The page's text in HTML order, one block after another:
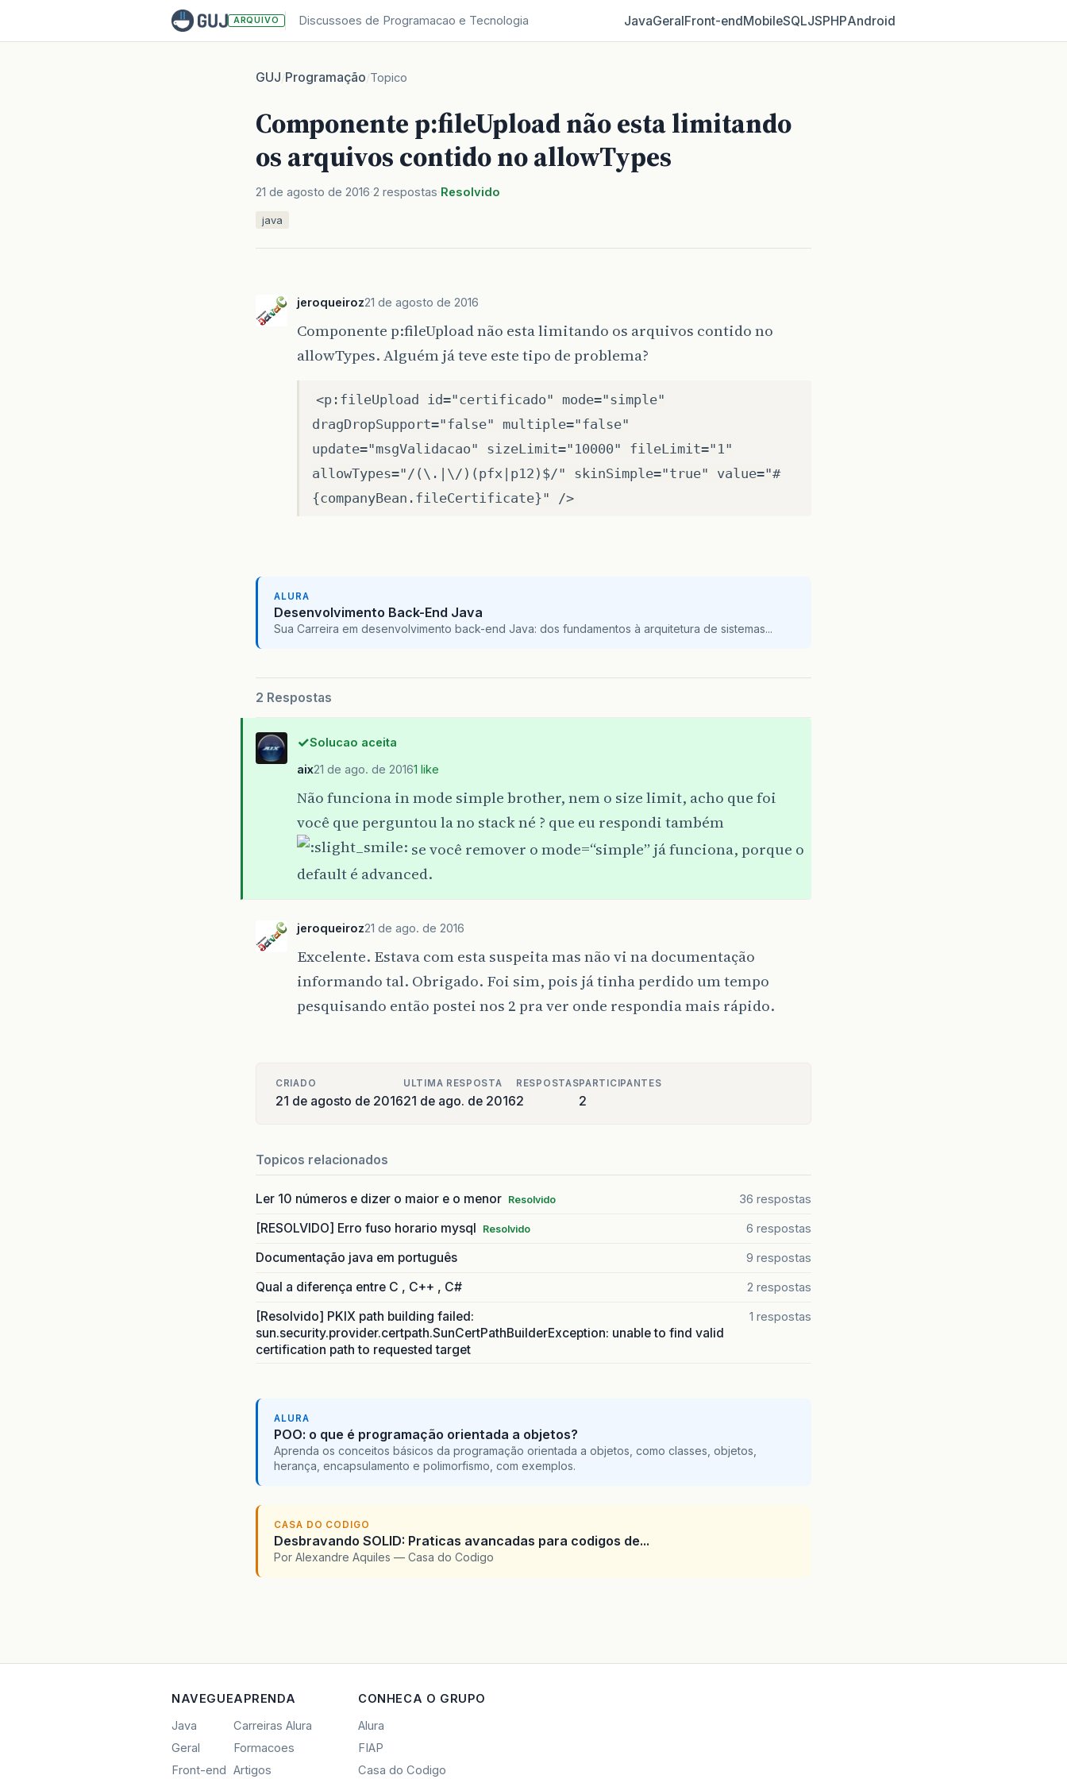
ARQUIVO Discussoes de Programacao e Tecnologia JavaGeralFront‑endMobileSQLJSPHPAndroid
GUJ/Programação/Topico
Componente p:fileUpload não esta limitando
os arquivos contido no allowTypes
21 de agosto de 2016 2 respostas Resolvido
java
jeroqueiroz21 de agosto de 2016
Componente p:fileUpload não esta limitando os arquivos contido no
allowTypes. Alguém já teve este tipo de problema?
<p:fileUpload id="certificado" mode="simple"
dragDropSupport="false" multiple="false"
update="msgValidacao" sizeLimit="10000" fileLimit="1"
allowTypes="/(\.|\/)(pfx|p12)$/" skinSimple="true" value="#
{companyBean.fileCertificate}" />
ALURA
Desenvolvimento Back-End Java
Sua Carreira em desenvolvimento back-end Java: dos fundamentos à arquitetura de sistemas...
2 Respostas
Solucao aceita
aix21 de ago. de 20161 like
Não funciona in mode simple brother, nem o size limit, acho que foi
você que perguntou la no stack né ? que eu respondi também
se você remover o mode=“simple” já funciona, porque o
default é advanced.
jeroqueiroz21 de ago. de 2016
Excelente. Estava com esta suspeita mas não vi na documentação
informando tal. Obrigado. Foi sim, pois já tinha perdido um tempo
pesquisando então postei nos 2 pra ver onde respondia mais rápido.
CRIADO
21 de agosto de 2016
ULTIMA RESPOSTA
21 de ago. de 2016
RESPOSTAS
2
PARTICIPANTES
2
Topicos relacionados
Ler 10 números e dizer o maior e o menor Resolvido 36 respostas
[RESOLVIDO] Erro fuso horario mysql Resolvido 6 respostas
Documentação java em português 9 respostas
Qual a diferença entre C , C++ , C# 2 respostas
[Resolvido] PKIX path building failed:
sun.security.provider.certpath.SunCertPathBuilderException: unable to find valid
certification path to requested target
1 respostas
ALURA
POO: o que é programação orientada a objetos?
Aprenda os conceitos básicos da programação orientada a objetos, como classes, objetos,
herança, encapsulamento e polimorfismo, com exemplos.
CASA DO CODIGO
Desbravando SOLID: Praticas avancadas para codigos de...
Por Alexandre Aquiles — Casa do Codigo
NAVEGUE
Java
Geral
Front-end
APRENDA
Carreiras Alura
Formacoes
Artigos
CONHECA O GRUPO
Alura
FIAP
Casa do Codigo